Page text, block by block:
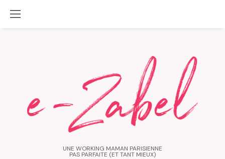
UNE WORKING MAMAN PARISIENNE
PAS PARFAITE (ET TANT MIEUX)